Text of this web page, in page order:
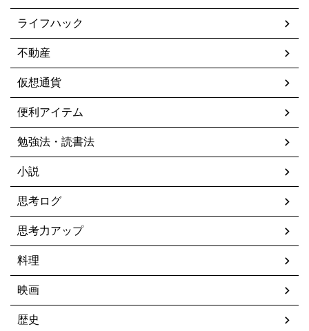
ライフハック
不動産
仮想通貨
便利アイテム
勉強法・読書法
小説
思考ログ
思考力アップ
料理
映画
歴史